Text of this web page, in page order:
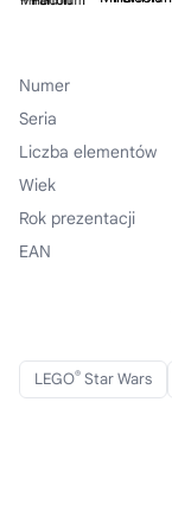
Numer
Seria
Liczba elementów
Wiek
Rok prezentacji
EAN
LEGO® Star Wars